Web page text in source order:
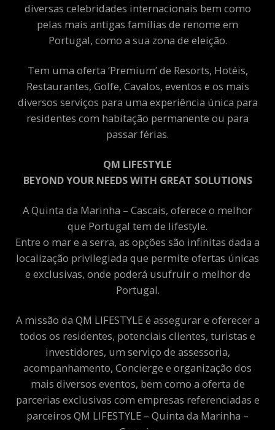
diversas celebridades internacionais bem como
pelas mais antigas famílias de renome em
Portugal, como a sua zona de eleição.
Tem uma oferta ‘Premium’ de Resorts, Hotéis,
Restaurantes, Golfe, Cavalos, eventos e os mais
diversos serviços para uma experiência única para
residentes com habitação permanente ou para
passar férias.
QM LIFESTYLE
BEYOND YOUR NEEDS WITH GREAT SOLUTIONS
A Quinta da Marinha – Cascais, oferece o melhor
que Portugal tem de lifestyle.
Entre o mar e a serra, as opções são infinitas dada a
localização privilegiada que permite ofertas únicas
e exclusivas, onde poderá usufruir o melhor de
Portugal.
A missão da QM LIFESTYLE é assegurar e oferecer a
todos os residentes, potenciais clientes, turistas e
investidores, um serviço de assessoria,
acompanhamento, Concierge e organização dos
mais diversos eventos, bem como a oferta de
parcerias exclusivas com empresas referenciadas e
parceiros QM LIFESTYLE – Quinta da Marinha –